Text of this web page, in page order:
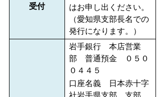
受付
はお申し出ください。
（愛知県支部長名での
発行になります。）
岩手銀行 本店営業
部 普通預金 ０５０
０４４５
口座名義 日本赤十字
社岩手県支部 支部